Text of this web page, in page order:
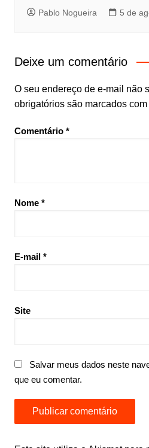
Pablo Nogueira 5 de
Deixe um comentário
O seu endereço de e-mail não
obrigatórios são marcados com
Comentário *
Nome *
E-mail *
Site
Salvar meus dados neste
que eu comentar.